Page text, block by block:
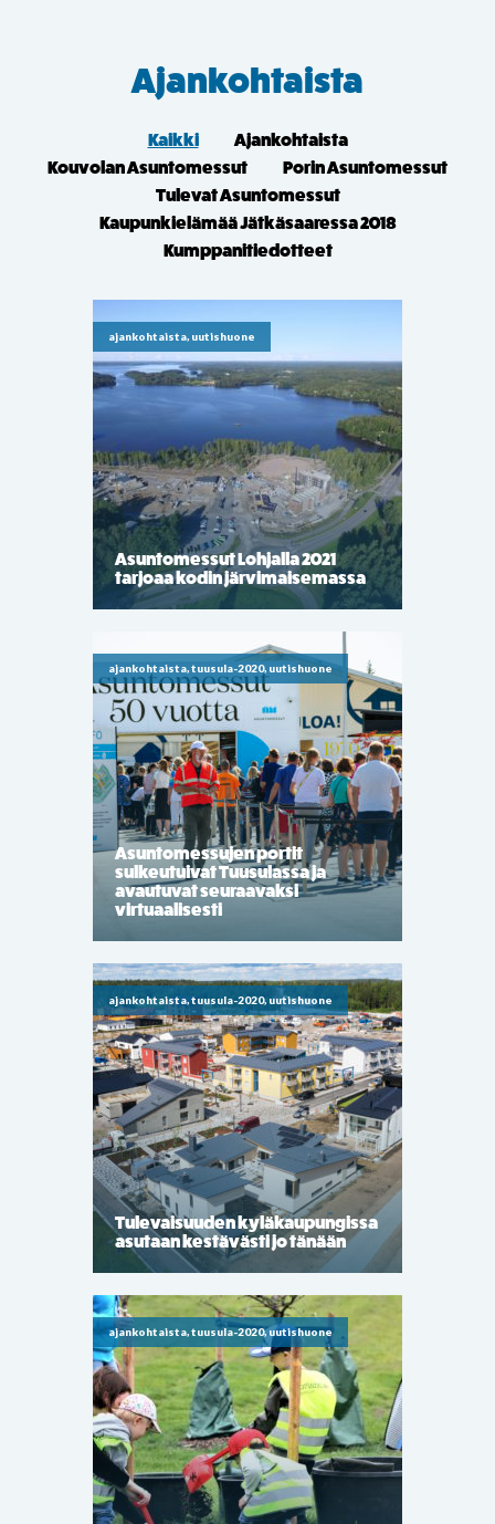
Ajankohtaista
Kaikki
Ajankohtaista
Kouvolan Asuntomessut
Porin Asuntomessut
Tulevat Asuntomessut
Kaupunkielämää Jätkäsaaressa 2018
Kumppanitiedotteet
ajankohtaista, uutishuone
Asuntomessut Lohjalla 2021
tarjoaa kodin järvimaisemassa
ajankohtaista, tuusula-2020, uutishuone
Asuntomessujen portit
sulkeutuivat Tuusulassa ja
avautuvat seuraavaksi
virtuaalisesti
ajankohtaista, tuusula-2020, uutishuone
Tulevaisuuden kyläkaupungissa
asutaan kestävästi jo tänään
ajankohtaista, tuusula-2020, uutishuone